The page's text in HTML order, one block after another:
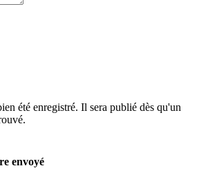
été enregistré. Il sera publié dès qu'un
envoyé